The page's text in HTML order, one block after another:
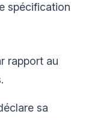
spécification
rapport au
sa